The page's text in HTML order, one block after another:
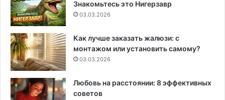
Знакомьтесь это Нигерзавр
03.03.2026
Как лучше заказать жалюзи: с
монтажом или установить самому?
03.03.2026
Любовь на расстоянии: 8 эффективных
советов